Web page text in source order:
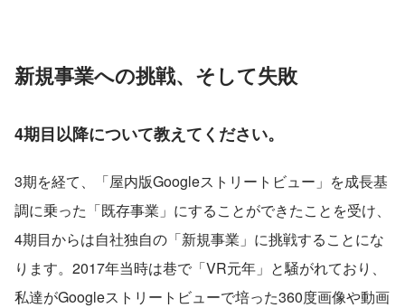
新規事業への挑戦、そして失敗
4期目以降について教えてください。
3期を経て、「屋内版Googleストリートビュー」を成長基
調に乗った「既存事業」にすることができたことを受け、
4期目からは自社独自の「新規事業」に挑戦することにな
ります。2017年当時は巷で「VR元年」と騒がれており、
私達がGoogleストリートビューで培った360度画像や動画